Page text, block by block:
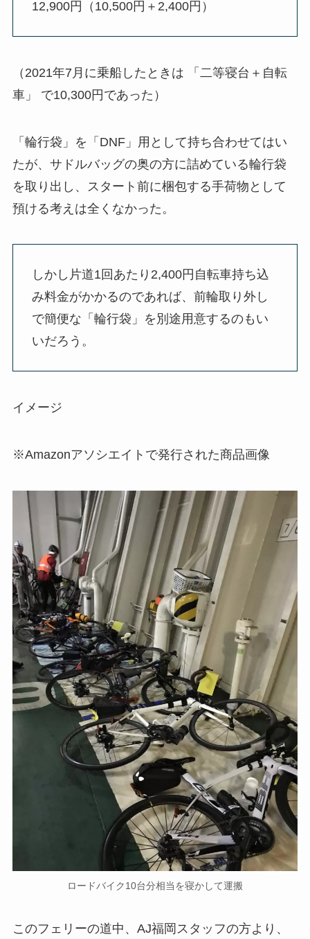
12,900円（10,500円＋2,400円）
（2021年7月に乗船したときは 「二等寝台＋自転
車」 で10,300円であった）
「輪行袋」を「DNF」用として持ち合わせてはい
たが、サドルバッグの奥の方に詰めている輪行袋
を取り出し、スタート前に梱包する手荷物として
預ける考えは全くなかった。
しかし 片道1回あたり2,400円自転車持ち込
み料金がかかるのであれば、前輪取り外し
で簡便な「輪行袋」を別途用意するのもい
いだろう。
イメージ
※Amazonアソシエイトで発行された商品画像
ロードバイク10台分相当を寝かして運搬
このフェリーの道中、AJ福岡スタッフの方より、